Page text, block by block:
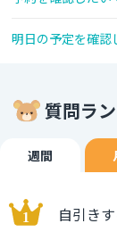
明日の予定を確認
質問ラ
週間
自引き